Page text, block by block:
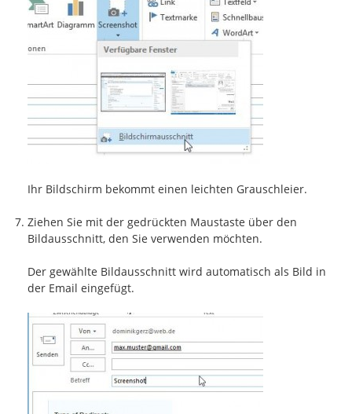
Ihr Bildschirm bekommt einen leichten Grauschleier.
Ziehen Sie mit der gedrückten Maustaste über den
Bildausschnitt, den Sie verwenden möchten.
Der gewählte Bildausschnitt wird automatisch als Bild in
der Email eingefügt.